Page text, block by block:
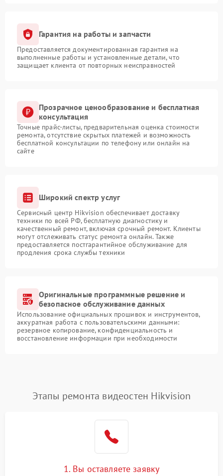
Гарантия на работы и запчасти
Предоставляется документированная гарантия на
выполненные работы и установленные детали, что
защищает клиента от повторных неисправностей
Прозрачное ценообразование и бесплатная
консультация
Точные прайс-листы, предварительная оценка стоимости
ремонта, отсутствие скрытых платежей и возможность
бесплатной консультации по телефону или онлайн на
сайте
Широкий спектр услуг
Сервисный центр Hikvision обеспечивает доставку
техники по всей РФ, бесплатную диагностику и
качественный ремонт, включая срочный ремонт. Клиенты
могут отслеживать статус ремонта онлайн. Также
предоставляется постгарантийное обслуживание для
продления срока службы техники
Оригинальные программные решение и
безопасное обслуживание данных
Использование официальных прошивок и инструментов,
аккуратная работа с пользовательскими данными:
резервное копирование, конфиденциальность и
восстановление информации при необходимости
Этапы ремонта видеостен Hikvision
1. Вы оставляете заявку